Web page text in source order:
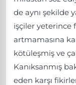
de aynı şekilde
işçiler yeterince
artmamasına
kötüleşmiş ve
Kanıksanmış
eden karşı